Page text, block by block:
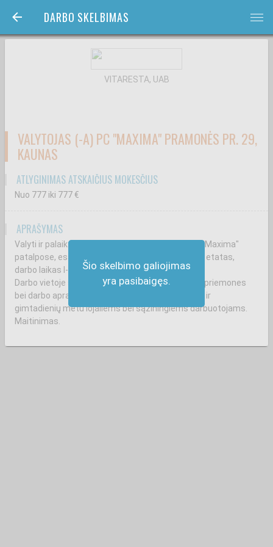
DARBO SKELBIMAS bars
Šio skelbimo galiojimas
yra pasibaigęs.
VITARESTA, UAB
VALYTOJAS (-A) PC "MAXIMA" PRAMONĖS PR. 29,
KAUNAS
ATLYGINIMAS ATSKAIČIUS MOKESČIUS
Nuo 777 iki 777€
APRAŠYMAS
Valyti ir palaikyti švarą ir tvarką mūsų kliento PC "Maxima"
patalpose, esančiose Pramonės pr.29, Kaunas. 1 etatas,
darbo laikas I-V nuo 09-16 val. arba 06-16 val.
Darbo vietoje suteikiame visas reikalingas darbo priemones
bei darbo aprangą. Įvairius paskatinimus švenčių ir
gimtadienių metu lojaliems bei sąžiningiems darbuotojams.
Maitinimas.